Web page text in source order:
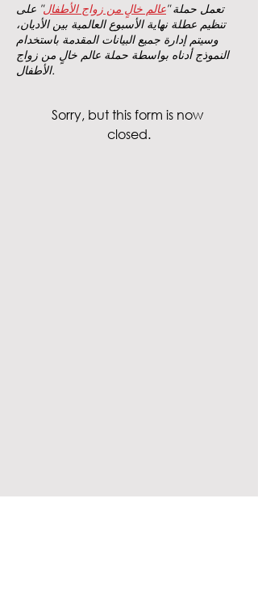
تعمل حملة "عالم خالٍ من زواج الأطفال" على
تنظيم عطلة نهاية الأسبوع العالمية بين الأديان،
وسيتم إدارة جميع البيانات المقدمة باستخدام
النموذج أدناه بواسطة حملة عالم خالٍ من زواج
الأطفال.
Sorry, but this form is now
closed.